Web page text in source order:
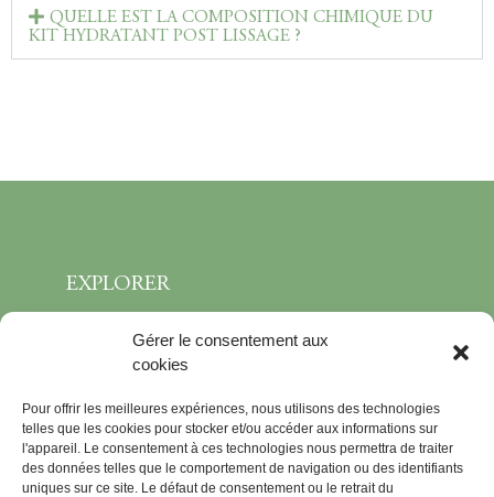
Gérer le consentement aux
cookies
Pour offrir les meilleures expériences, nous utilisons des technologies
telles que les cookies pour stocker et/ou accéder aux informations sur
l'appareil. Le consentement à ces technologies nous permettra de traiter
des données telles que le comportement de navigation ou des identifiants
uniques sur ce site. Le défaut de consentement ou le retrait du
QUELLE EST LA COMPOSITION CHIMIQUE DU
KIT HYDRATANT POST LISSAGE ?
EXPLORER
Lissage Brésilien
Pas à pas
FAQ
STRATÉGIES